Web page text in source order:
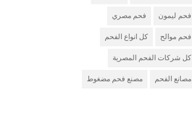
فحم ليمون فحم مصري
فحم موالح كل انواع الفحم
كل شركات الفحم المصرية
مصانع الفحم مصنع فحم مضغوط